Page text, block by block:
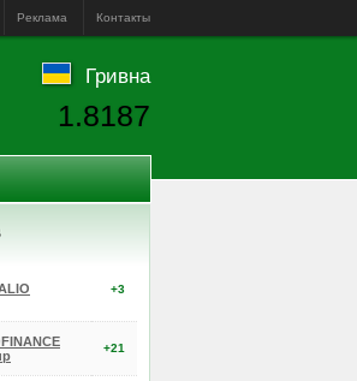
Реклама Контакты
+3
+21
Гривна
1.8187